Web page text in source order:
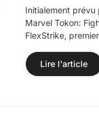
Initialement
Marvel Tokon:
FlexStrike,
Lire l'article